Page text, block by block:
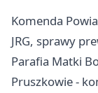
Komenda
JRG, sprawy
Parafia Matki
Pruszkowie -